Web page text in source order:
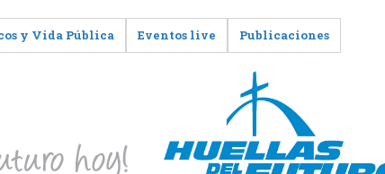
y Vida Pública Eventos live Publicaciones